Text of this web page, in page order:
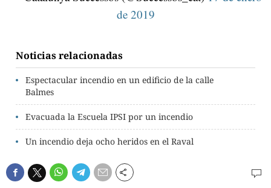
de 2019
Noticias relacionadas
Espectacular incendio en un edificio de la calle
Balmes
Evacuada la Escuela IPSI por un incendio
Un incendio deja ocho heridos en el Raval